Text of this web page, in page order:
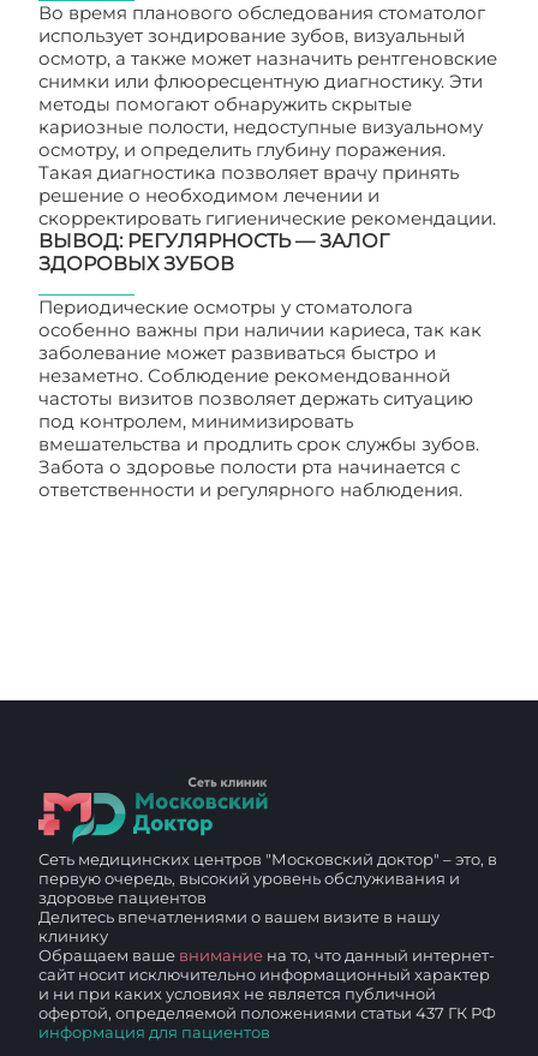
Во время планового обследования стоматолог
использует зондирование зубов, визуальный
осмотр, а также может назначить рентгеновские
снимки или флюоресцентную диагностику. Эти
методы помогают обнаружить скрытые
кариозные полости, недоступные визуальному
осмотру, и определить глубину поражения.
Такая диагностика позволяет врачу принять
решение о необходимом лечении и
скорректировать гигиенические рекомендации.
ВЫВОД: РЕГУЛЯРНОСТЬ — ЗАЛОГ
ЗДОРОВЫХ ЗУБОВ
Периодические осмотры у стоматолога
особенно важны при наличии кариеса, так как
заболевание может развиваться быстро и
незаметно. Соблюдение рекомендованной
частоты визитов позволяет держать ситуацию
под контролем, минимизировать
вмешательства и продлить срок службы зубов.
Забота о здоровье полости рта начинается с
ответственности и регулярного наблюдения.
Сеть медицинских центров "Московский доктор" – это, в
первую очередь, высокий уровень обслуживания и
здоровье пациентов
Делитесь впечатлениями о вашем визите в нашу
клинику
Обращаем ваше внимание на то, что данный интернет-
сайт носит исключительно информационный характер
и ни при каких условиях не является публичной
офертой, определяемой положениями статьи 437 ГК РФ
информация для пациентов